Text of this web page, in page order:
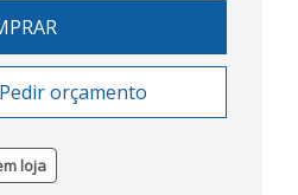
Pedir orçamento
loja